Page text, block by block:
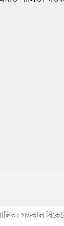
গতকাল